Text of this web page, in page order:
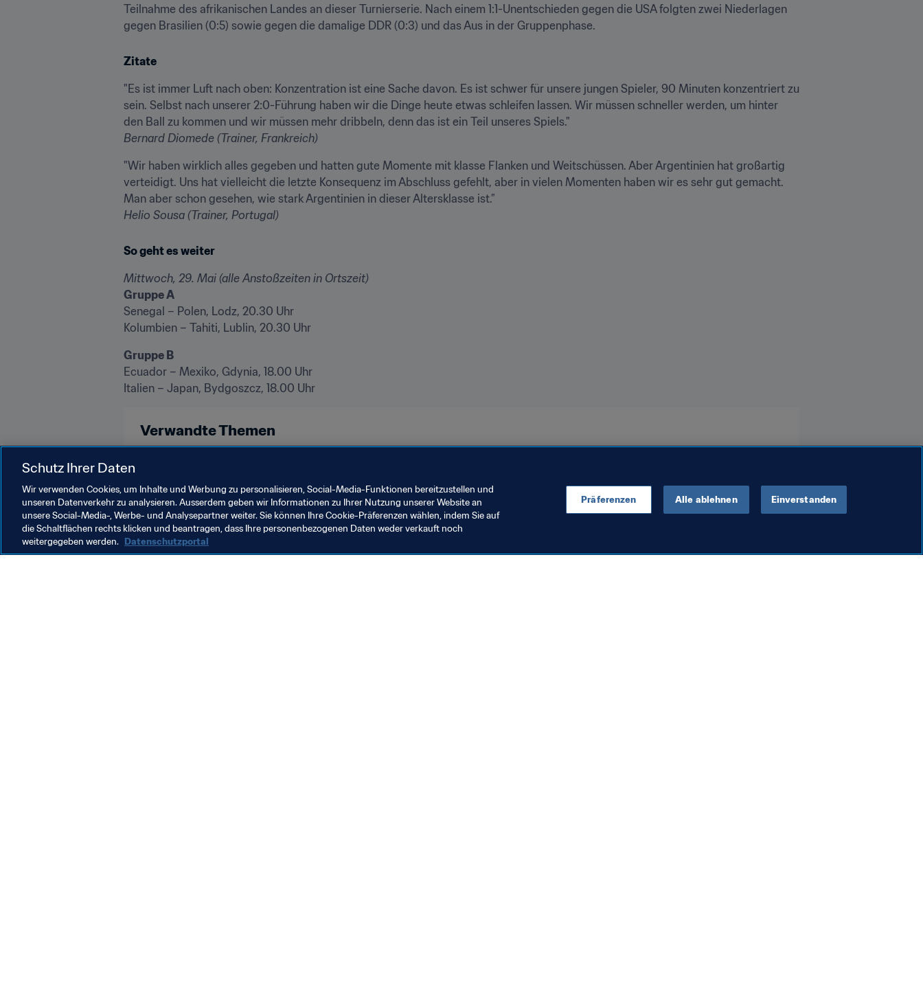
Teilnahme des afrikanischen Landes an dieser Turnierserie. Nach einem 1:1-Unentschieden gegen die USA folgten zwei Niederlagen
gegen Brasilien (0:5) sowie gegen die damalige DDR (0:3) und das Aus in der Gruppenphase.
Zitate
"Es ist immer Luft nach oben: Konzentration ist eine Sache davon. Es ist schwer für unsere jungen Spieler, 90 Minuten konzentriert zu
sein. Selbst nach unserer 2:0-Führung haben wir die Dinge heute etwas schleifen lassen. Wir müssen schneller werden, um hinter
Bernard Diomede (Trainer, Frankreich)
"Wir haben wirklich alles gegeben und hatten gute Momente mit klasse Flanken und Weitschüssen. Aber Argentinien hat großartig
verteidigt. Uns hat vielleicht die letzte Konsequenz im Abschluss gefehlt, aber in vielen Momenten haben wir es sehr gut gemacht.
Helio Sousa (Trainer, Portugal)
So geht es weiter
Mittwoch, 29. Mai (alle Anstoßzeiten in Ortszeit)
Gruppe A
Senegal – Polen, Lodz, 20.30 Uhr
Kolumbien – Tahiti, Lublin, 20.30 Uhr
Gruppe B
Ecuador – Mexiko, Gdynia, 18.00 Uhr
Italien – Japan, Bydgoszcz, 18.00 Uhr
Verwandte Themen
Schutz Ihrer Daten
Wir verwenden Cookies, um Inhalte und Werbung zu personalisieren, Social-Media-Funktionen bereitzustellen und
unseren Datenverkehr zu analysieren. Ausserdem geben wir Informationen zu Ihrer Nutzung unserer Website an
unsere Social-Media-, Werbe- und Analysepartner weiter. Sie können Ihre Cookie-Präferenzen wählen, indem Sie auf
die Schaltflächen rechts klicken und beantragen, dass Ihre personenbezogenen Daten weder verkauft noch
weitergegeben werden. Datenschutzportal
Präferenzen Alle ablehnen Einverstanden